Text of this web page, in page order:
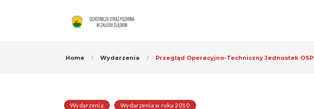
Home Wydarzenia Przegląd Operacyjno-Techniczny Jednostek OSP
Wydarzenia Wydarzenia w roku 2010